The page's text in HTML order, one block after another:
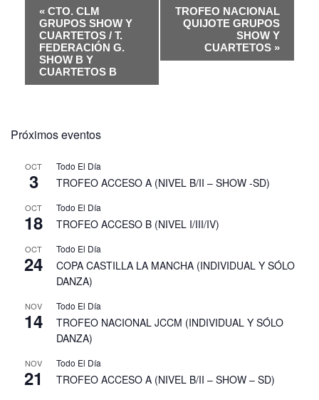
N
V
E
G
A
C
I
Ó
D
« CTO. CLM
GRUPOS SHOW Y
CUARTETOS / T.
FEDERACIÓN G.
SHOW B Y
CUARTETOS B
TROFEO NACIONAL
QUIJOTE GRUPOS
SHOW Y
CUARTETOS »
Próximos eventos
OCT
3
Todo El Día
TROFEO ACCESO A (NIVEL B/II – SHOW -SD)
OCT
18
Todo El Día
TROFEO ACCESO B (NIVEL I/III/IV)
OCT
24
Todo El Día
COPA CASTILLA LA MANCHA (INDIVIDUAL Y SÓLO
DANZA)
NOV
14
Todo El Día
TROFEO NACIONAL JCCM (INDIVIDUAL Y SÓLO
DANZA)
NOV
21
Todo El Día
TROFEO ACCESO A (NIVEL B/II – SHOW – SD)